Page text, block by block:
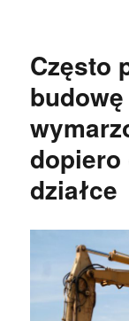
Często
dopiero
działce